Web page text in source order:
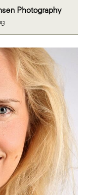
Photography